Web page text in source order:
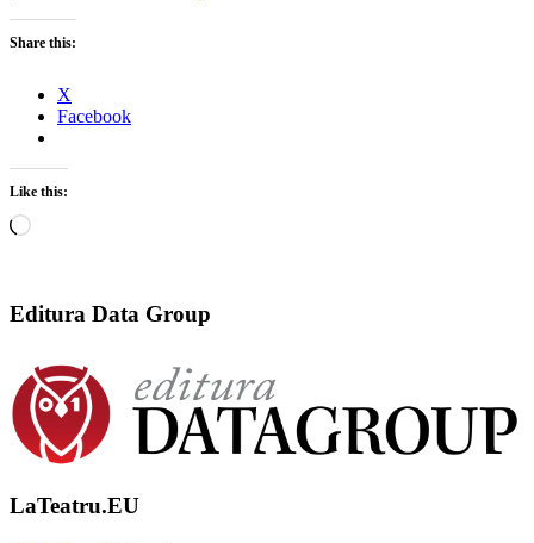
Share this:
X
Facebook
Like this:
Loading…
Editura Data Group
LaTeatru.EU